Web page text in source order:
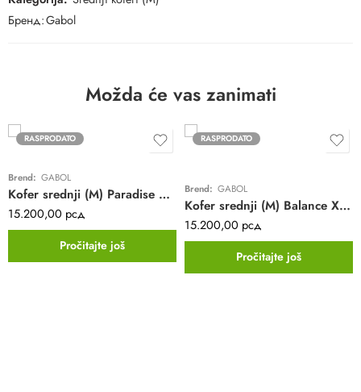
Бренд:Gabol
Možda će vas zanimati
RASPRODATO
Brend: GABOL
Kofer srednji (M) Paradise XP Gabol | plavi | proširivi | ABS
15.200,00 рсд
Pročitajte još
RASPRODATO
Brend: GABOL
Kofer srednji (M) Balance XP Gabol | plavi | proširivi | ABS
15.200,00 рсд
Pročitajte još